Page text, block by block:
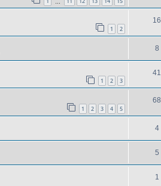
1 2
16
8
1 2 3
41
1 2 3 4 5
68
4
5
1